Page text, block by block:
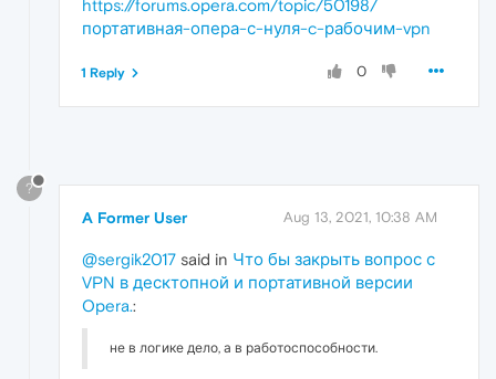
https://forums.opera.com/topic/50198/
портативная-опера-с-нуля-c-рабочим-vpn
0
1 Reply
?
A Former User Aug 13, 2021, 10:38 AM
@sergik2017 said in Что бы закрыть вопрос с
VPN в десктопной и портативной версии
Opera.:
не в логике дело, а в работоспособности.